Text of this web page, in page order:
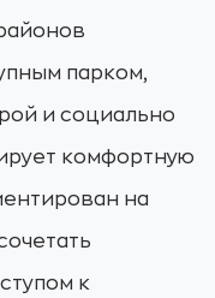
парком,
и социально
комфортную
на
к